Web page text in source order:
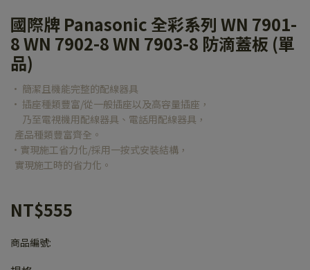
國際牌 Panasonic 全彩系列 WN 7901-
8 WN 7902-8 WN 7903-8 防滴蓋板 (單
品)
• 簡潔且機能完整的配線器具
• 插座種類豐富/從一般插座以及高容量插座，
乃至電視機用配線器具、電話用配線器具，
產品種類豐富齊全。
•實現施工省力化/採用一按式安裝結構，
實現施工時的省力化。
NT$555
商品編號: